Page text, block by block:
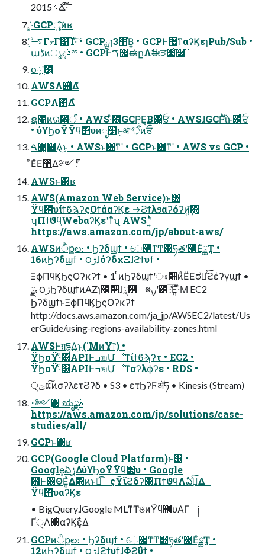
2015 ࢀՃ͠·ͨ͠
͓·͑GCPৄ͍͠ͷʁ
࠷͕ۙͬͭΓ৮Γ͸͡Ί·ͨ͠ • GCPྺɿ3೥͘Β͍ • GCPͰ޷͖ͳαʔϏεɿPub/Sub •
աڈͷൃදࢿྉ • GCPͰ޿ࠂಈըΛࣗಈੜ੒ͨ͠࿩͠
օ༷ʹ࣭໰͍ͤͯͩ͘͞͞
AWSΛ࢖ͬͯΔํ
GCPΛ࢖ͬͯΔํ
ຊ೔ͷର৅ऀ • AWS·ͨ͸GCP͜Ε͔Β࢖͍͍ͨਓ • AWSɺGCPͪΐͬͱ࢖ͬͨਓ
• ύϒϦοΫΫϥ΢υͷೖ໳ͱ͔ॳ৺ऀͷਓ
ࠓ೔͓࿩͢Δ͜ͱ • AWSͱ͸ͳʹ • GCPͱ͸ͳʹ • AWS vs GCP •
ͦΕͧΕ޲͍ͯΔ༻్
AWSͱ͸ʁ
AWS(Amazon Web Service)ͱ͸
Ϋϥ΢υίϯϐϡʔςΟϯάαʔϏε →Ϩϯλϧαʔόʔͷ͍͢͝΍ͭ
ʮΠϯϑϥ͕WebαʔϏεʹͳͬͨʯ AWS ʹ͍ͭͯ
https://aws.amazon.com/jp/about-aws/
AWSͷੈքల։ • Ϧʔδϣϯ • େ཮ͳͲ஍ཧతʹ཭ΕͨྖҬ •
16ͷϦʔδϣϯ • ౦ژɺόʔδχΞɺϩϯυϯ •
ΞϕΠϥϏϦςΟʔκʔϯ • 1 ͭͷϦʔδϣϯʹෳ਺ͷͦΕͧΕಠཱͨ͠ϩέʔγϣϯ •
ྫ. ౦ژϦʔδϣϯͷAZɿ඼઒ɺཱ઒ ※࣮ࡍʹ͸ެ։͞Ε͍ͯ·ͤΜ EC2
ϦʔδϣϯͱΞϕΠϥϏϦςΟʔκʔϯ
http://docs.aws.amazon.com/ja_jp/AWSEC2/latest/Us
erGuide/using-regions-availability-zones.html
AWSͰग़དྷΔ͜ͱ(΄ΜͷҰ෦) •
ΫϦοΫ·ͨ͸APIͰߏஙՄೳͳίϯϐϡʔτ • EC2 •
ΫϦοΫ·ͨ͸APIͰߏஙՄೳͳσʔλϕʔε • RDS •
੍ݶແ͠ͷσʔλετϨʔδ • S3 • ετϦʔϜॲཧ • Kinesis (Stream)
࠾༻࣮੷ ಋೖࣄྫ
https://aws.amazon.com/jp/solutions/case-
studies/all/
GCPͱ͸ʁ
GCP(Google Cloud Platform)ͱ͸ •
Google͕ఏڙ͢ΔύϒϦοΫΫϥ΢υ • Google
ࣾ಺Ͱ࢖ΘΕ͍ͯΔ΋ͷͱಉ͡ ςΫϊϩδʔ΍ΠϯϑϥΛఏڙ͍ͯ͠Δ
Ϋϥ΢υαʔϏε
• BigQueryɺGoogle MLͳͲଞͷΫϥ΢υΑΓ ༏
ҐੑΛ΋ͭαʔϏε͕͋Δ
GCPͷੈքల։ • Ϧʔδϣϯ • େ཮ͳͲ஍ཧతʹ཭ΕͨྖҬ •
12ͷϦʔδϣϯ • ౦ژɺϩϯυϯɺΦϨΰϯ •